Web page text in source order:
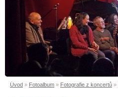
Úvod » Fotoalbum » Fotografie z koncertů »